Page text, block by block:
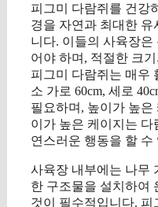
피그미 다람쥐를 건강
경을 자연과 최대한
니다. 이들의 사육장은
어야 하며, 적절한 크
피그미 다람쥐는 매우
소 가로 60cm, 세로
필요하며, 높이가 높
이가 높은 케이지는
연스러운 행동을 할 수
사육장 내부에는 나무
한 구조물을 설치하여
것이 필수적입니다.